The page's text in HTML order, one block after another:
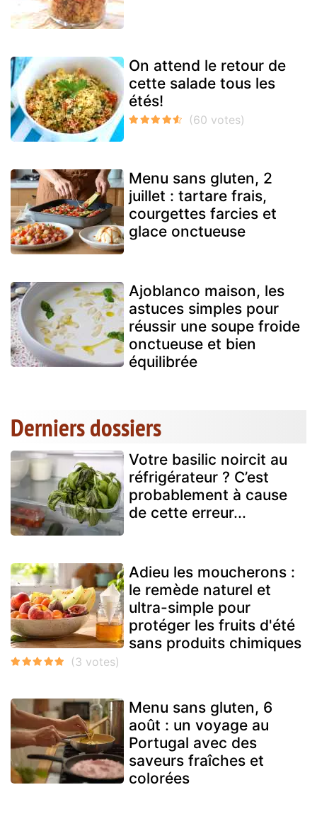
On attend le retour de
cette salade tous les
étés!
Menu sans gluten, 2
juillet : tartare frais,
courgettes farcies et
glace onctueuse
Ajoblanco maison, les
astuces simples pour
réussir une soupe froide
onctueuse et bien
équilibrée
Derniers dossiers
Votre basilic noircit au
réfrigérateur ? C’est
probablement à cause
de cette erreur...
Adieu les moucherons :
le remède naturel et
ultra-simple pour
protéger les fruits d'été
sans produits chimiques
Menu sans gluten, 6
août : un voyage au
Portugal avec des
saveurs fraîches et
colorées